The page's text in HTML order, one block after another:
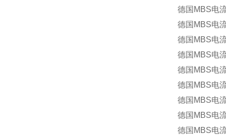
德国MBS电
德国MBS电
德国MBS电
德国MBS电
德国MBS电
德国MBS电
德国MBS电
德国MBS电
德国MBS电